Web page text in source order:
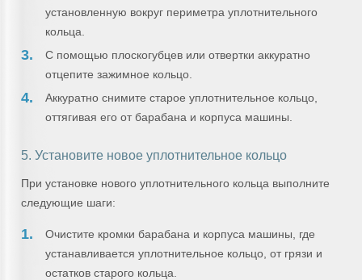
установленную вокруг периметра уплотнительного
кольца.
С помощью плоскогубцев или отвертки аккуратно
отцепите зажимное кольцо.
Аккуратно снимите старое уплотнительное кольцо,
оттягивая его от барабана и корпуса машины.
5. Установите новое уплотнительное кольцо
При установке нового уплотнительного кольца выполните
следующие шаги:
Очистите кромки барабана и корпуса машины, где
устанавливается уплотнительное кольцо, от грязи и
остатков старого кольца.